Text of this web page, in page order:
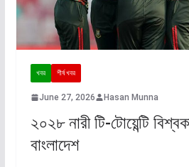
খবর শীর্ষ খবর
June 27, 2026 Hasan Munna
২০২৮ নারী টি-টোয়েন্টি
বাংলাদেশ